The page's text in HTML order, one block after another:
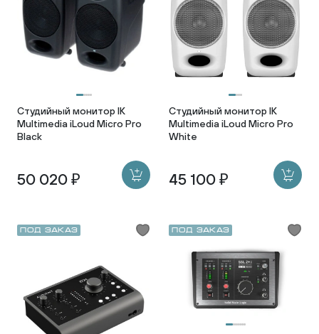
Студийный монитор IK
Multimedia iLoud Micro Pro
Black
50 020 ₽
Студийный монитор IK
Multimedia iLoud Micro Pro
White
45 100 ₽
Под заказ Под заказ